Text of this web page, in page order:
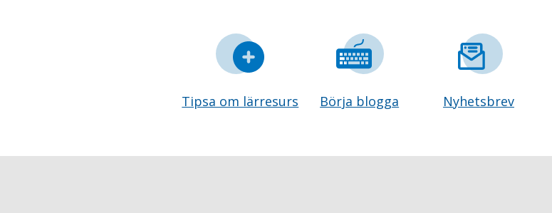
Tipsa om lärresurs Börja blogga Nyhetsbrev